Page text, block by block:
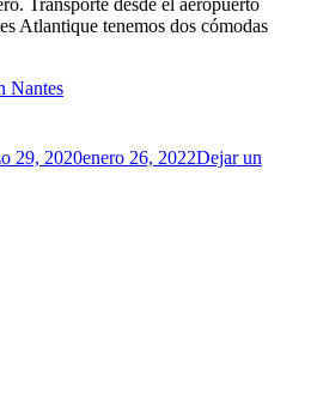
Atlantique tenemos dos cómodas
Nantes
29, 2020enero 26, 2022Dejar un